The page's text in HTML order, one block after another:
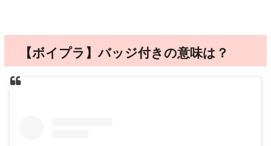
【ボイプラ】バッジ付きの意味は？